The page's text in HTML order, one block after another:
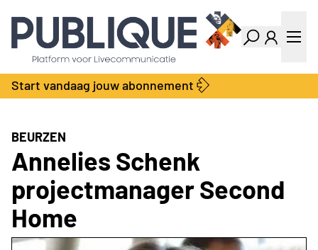
Industry Dashboard
Vacatures
Kalender
Producten
Bedrijvengids
Locatie Finder
Contact
Over ons
Adverteren
Abonnementen
Start vandaag jouw abonnement
BEURZEN
Annelies Schenk
projectmanager Second
Home